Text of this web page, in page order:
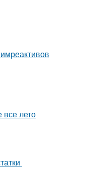
все лето